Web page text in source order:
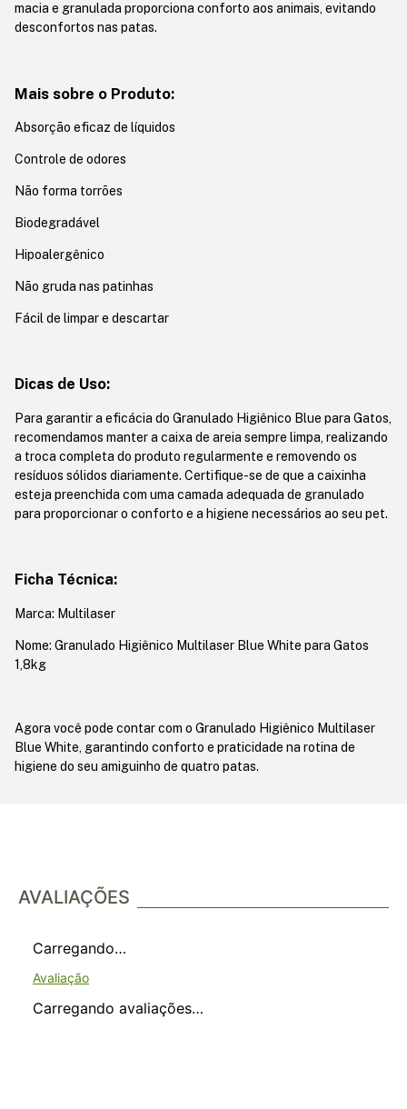
macia e granulada proporciona conforto aos animais, evitando
desconfortos nas patas.
Mais sobre o Produto:
Absorção eficaz de líquidos
Controle de odores
Não forma torrões
Biodegradável
Hipoalergênico
Não gruda nas patinhas
Fácil de limpar e descartar
Dicas de Uso:
Para garantir a eficácia do Granulado Higiênico Blue para Gatos,
recomendamos manter a caixa de areia sempre limpa, realizando
a troca completa do produto regularmente e removendo os
resíduos sólidos diariamente. Certifique-se de que a caixinha
esteja preenchida com uma camada adequada de granulado
para proporcionar o conforto e a higiene necessários ao seu pet.
Ficha Técnica:
Marca: Multilaser
Nome: Granulado Higiênico Multilaser Blue White para Gatos
1,8kg
Agora você pode contar com o Granulado Higiênico Multilaser
Blue White, garantindo conforto e praticidade na rotina de
higiene do seu amiguinho de quatro patas.
AVALIAÇÕES
Carregando…
Carregando avaliações…